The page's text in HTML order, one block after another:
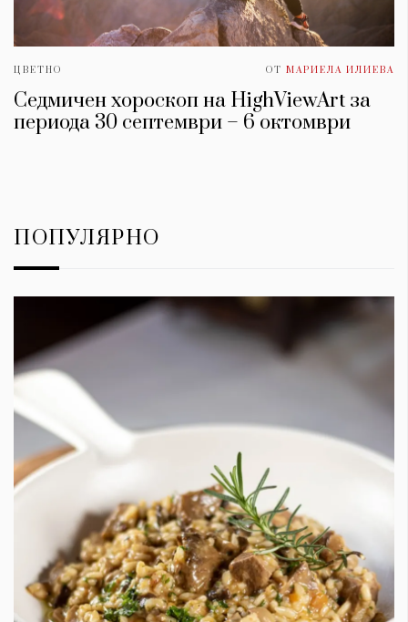
ЦВЕТНО ОТ МАРИЕЛА ИЛИЕВА
Седмичен хороскоп на HighViewArt за
периода 30 септември – 6 октомври
ПОПУЛЯРНО